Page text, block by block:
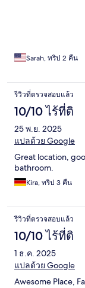
Sarah, ทริป 2 คืน
รีวิวที่ตรวจสอบแล้ว
10/10 ไร้ที่ติ
25 พ.ย. 2025
แปลด้วย Google
Great location,
bathroom.
Kira, ทริป 3 คืน
รีวิวที่ตรวจสอบแล้ว
10/10 ไร้ที่ติ
1 ธ.ค. 2025
แปลด้วย Google
Awesome Place,